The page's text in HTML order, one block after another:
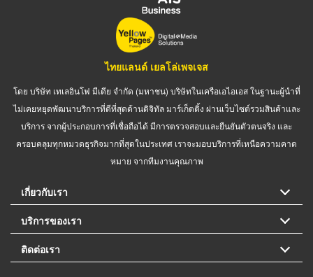
ไทยแลนด์ เยลโล่เพจเจส
โดย บริษัท เทเลอินโฟ มีเดีย จำกัด (มหาชน) บริษัทในเครือเอไอเอส ในฐานะผู้นำที่
ไม่เคยหยุดพัฒนาบริการที่ดีที่สุดด้านดิจิทัล มาร์เก็ตติ้ง ผ่านเว็บไซต์รวมสินค้าและ
บริการ จากผู้ประกอบการที่เชื่อถือได้ มีการตรวจสอบและยืนยันตัวตนจริง และ
ครอบคลุมทุกหมวดธุรกิจมากที่สุดในประเทศ เราจะมอบบริการที่เหนือความคาด
หมาย จากทีมงานคุณภาพ
เกี่ยวกับเรา
บริการของเรา
ติดต่อเรา